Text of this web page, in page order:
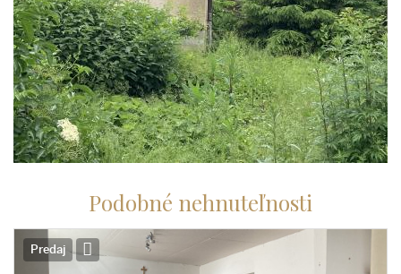
Podobné nehnuteľnosti
Predaj